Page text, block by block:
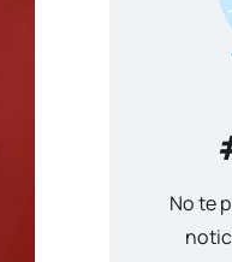
No te